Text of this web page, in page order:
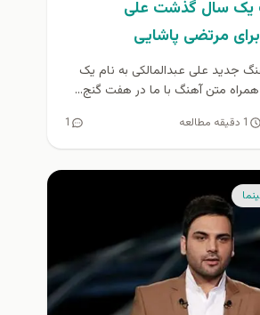
یک سال گذشت علی
مرتضی پاشایی
جدید علی عبدالمالکی به نام یک
متن آهنگ با ما در هفت گنج...
1 دقیقه مطالعه 1